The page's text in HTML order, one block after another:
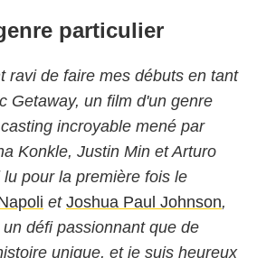
particulier
ravi de faire mes débuts en tant
Getaway, un film d'un genre
incroyable mené par
Konkle, Justin Min et Arturo
pour la première fois le
et Joshua Paul Johnson,
défi passionnant que de
unique, et je suis heureux